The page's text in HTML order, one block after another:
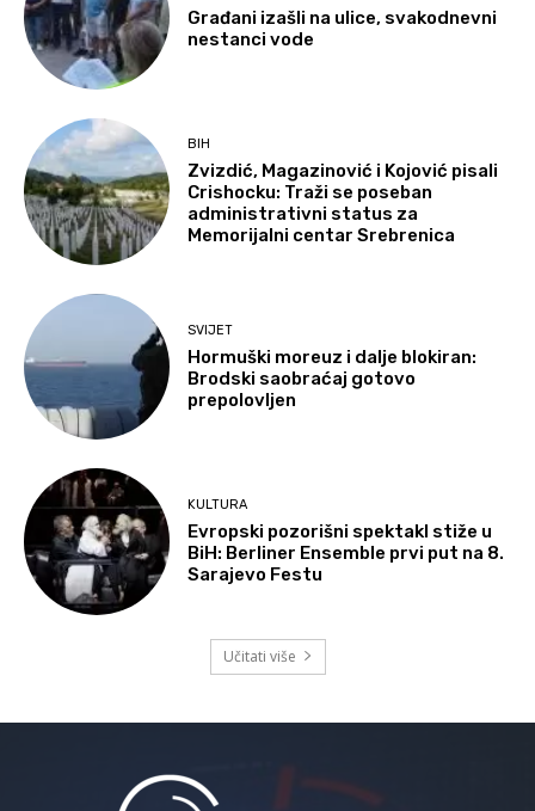
Građani izašli na ulice, svakodnevni
nestanci vode
BIH
Zvizdić, Magazinović i Kojović pisali
Crishocku: Traži se poseban
administrativni status za
Memorijalni centar Srebrenica
SVIJET
Hormuški moreuz i dalje blokiran:
Brodski saobraćaj gotovo
prepolovljen
KULTURA
Evropski pozorišni spektakl stiže u
BiH: Berliner Ensemble prvi put na 8.
Sarajevo Festu
Učitati više